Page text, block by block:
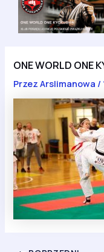
ONE WORLD ONE
PrzezArslimanowa /